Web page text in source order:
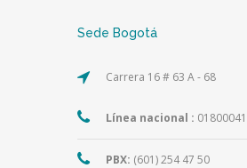
Sede Bogotá
Carrera 16 # 63 A - 68
Línea nacional :
PBX: (601) 254 47 50